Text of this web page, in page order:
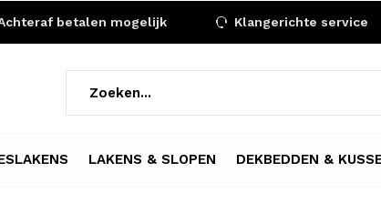
LAKENS & SLOPEN DEKBEDDEN &
betalen mogelijk Klangerichte service